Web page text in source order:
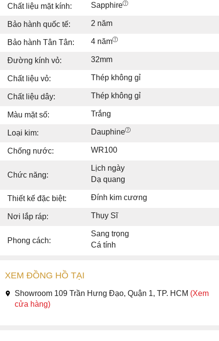
Chất liệu mặt kính: Sapphire
Bảo hành quốc tế: 2 năm
Bảo hành Tân Tân: 4 năm
Đường kính vỏ: 32mm
Chất liệu vỏ: Thép không gỉ
Chất liệu dây: Thép không gỉ
Màu mặt số: Trắng
Loại kim: Dauphine
Chống nước: WR100
Chức năng:
Lịch ngày
Dạ quang
Thiết kế đặc biệt: Đính kim cương
Nơi lắp ráp: Thụy Sĩ
Phong cách:
Sang trọng
Cá tính
XEM ĐỒNG HỒ TẠI
Showroom 109 Trần Hưng Đạo, Quận 1, TP. HCM (Xem
cửa hàng)